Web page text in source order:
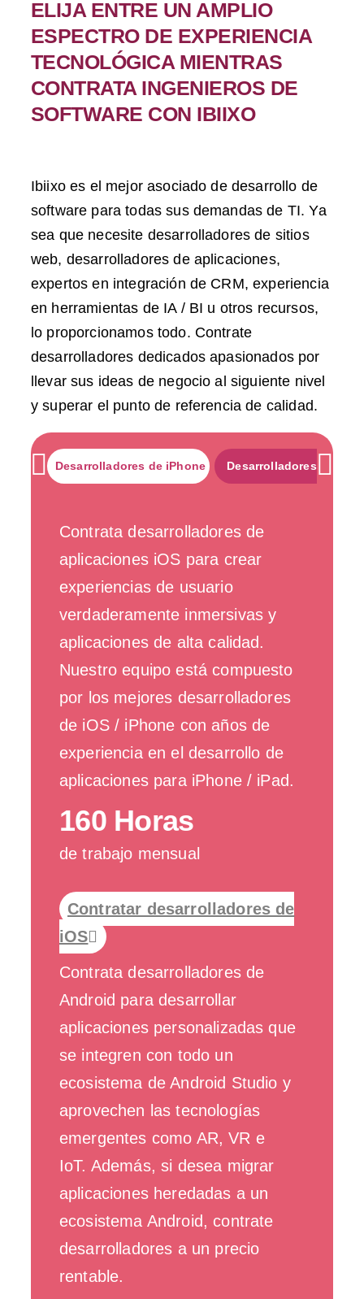
ELIJA ENTRE UN AMPLIO
ESPECTRO DE EXPERIENCIA
TECNOLÓGICA MIENTRAS
CONTRATA INGENIEROS DE
SOFTWARE CON IBIIXO
Ibiixo es el mejor asociado de desarrollo de
software para todas sus demandas de TI. Ya
sea que necesite desarrolladores de sitios
web, desarrolladores de aplicaciones,
expertos en integración de CRM, experiencia
en herramientas de IA / BI u otros recursos,
lo proporcionamos todo. Contrate
desarrolladores dedicados apasionados por
llevar sus ideas de negocio al siguiente nivel
y superar el punto de referencia de calidad.
Desarrolladores de iPhone Desarrolladores Android
Contrata desarrolladores de
aplicaciones iOS para crear
experiencias de usuario
verdaderamente inmersivas y
aplicaciones de alta calidad.
Nuestro equipo está compuesto
por los mejores desarrolladores
de iOS / iPhone con años de
experiencia en el desarrollo de
aplicaciones para iPhone / iPad.
160 Horas
de trabajo mensual
Contratar desarrolladores de
iOS
Contrata desarrolladores de
Android para desarrollar
aplicaciones personalizadas que
se integren con todo un
ecosistema de Android Studio y
aprovechen las tecnologías
emergentes como AR, VR e
IoT. Además, si desea migrar
aplicaciones heredadas a un
ecosistema Android, contrate
desarrolladores a un precio
rentable.